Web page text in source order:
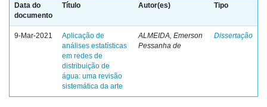
Data do
documento
Título Autor(es) Tipo
9-Mar-2021
Aplicação de
análises estatísticas
em redes de
distribuição de
água: uma revisão
sistemática da arte
ALMEIDA, Emerson
Pessanha de
Dissertação